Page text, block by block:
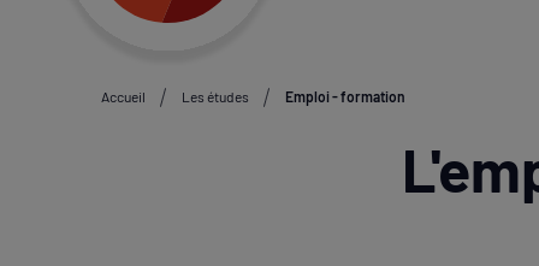
Accueil Les études Emploi - formation